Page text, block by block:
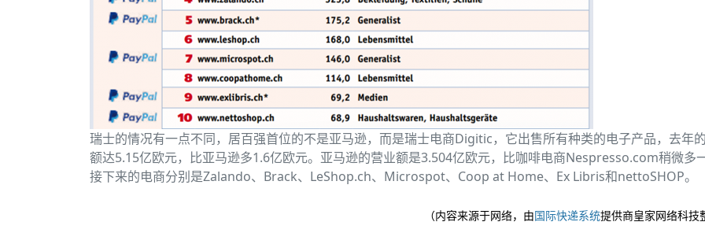
瑞士的情况有一点不同，居百强首位的不是亚马逊，而是瑞士电商Digitic，它出售所有种类的电子产品，去年
额达5.15亿欧元，比亚马逊多1.6亿欧元。亚马逊的营业额是3.504亿欧元，比咖啡电商Nespresso.com稍微多一
接下来的电商分别是Zalando、Brack、LeShop.ch、Microspot、Coop at Home、Ex Libris和nettoSHOP。
（内容来源于网络，由 国际快递系统提供商皇家网络科技